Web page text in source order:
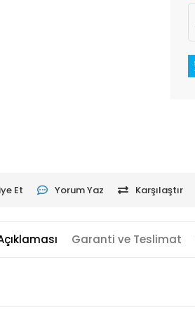
Et Yorum Yaz Karşılaştır
Garanti ve Teslimat